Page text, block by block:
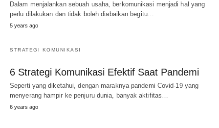
Dalam menjalankan sebuah usaha, berkomunikasi menjadi hal yang
perlu dilakukan dan tidak boleh diabaikan begitu…
5 years ago
STRATEGI KOMUNIKASI
6 Strategi Komunikasi Efektif Saat Pandemi
Seperti yang diketahui, dengan maraknya pandemi Covid-19 yang
menyerang hampir ke penjuru dunia, banyak aktifitas…
6 years ago